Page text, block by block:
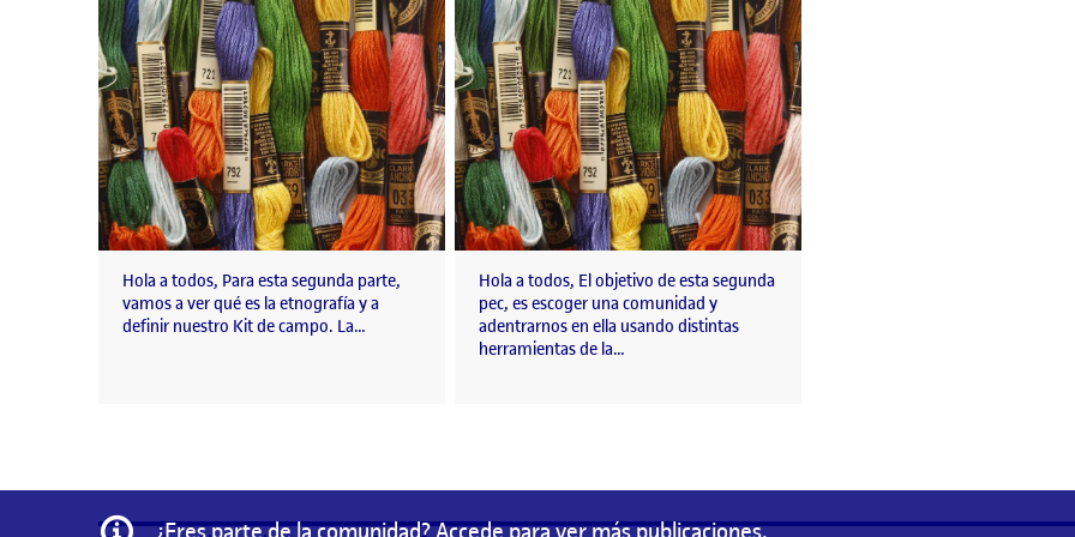
Hola a todos, Para esta segunda parte,
vamos a ver qué es la etnografía y a
definir nuestro Kit de campo. La…
Hola a todos, El objetivo de esta segunda
pec, es escoger una comunidad y
adentrarnos en ella usando distintas
herramientas de la…
Información